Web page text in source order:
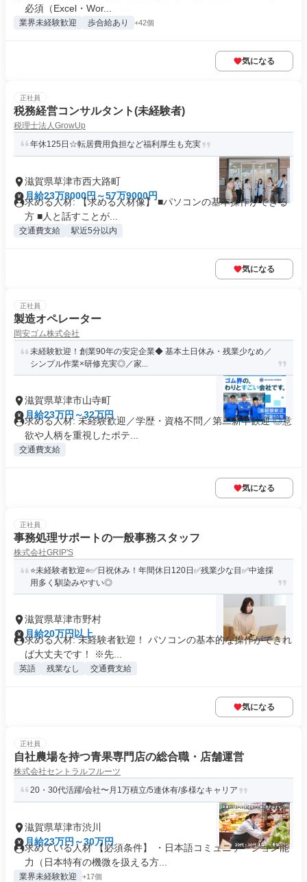
必須（Excel・Wor...
業界未経験歓迎 歩合給あり +42個
気になる
正社員
税務経営コンサルタント(未経験者)
税理士法人GrowUp
年休125日☆転居費用負担など福利厚生も充実
滋賀県草津市西大路町
月給23万8000円～57万9000円
求める人材: 【求める人材像】 ■パソコンの基本操作ができる
方 ■人と話すことが...
交通費支給 駅近5分以内
気になる
正社員
製造オペレーター
岡安ゴム株式会社
未経験歓迎！創業90年の安定企業◆ 基本土日休み・残業少なめ／
シンプル作業×研修充実◎／家...
滋賀県草津市山寺町
月給23万円～32万円
求める人材: 未経験歓迎／学歴・資格不問／第二新卒歓迎 ◎意
欲や人柄を重視したポテ...
交通費支給
気になる
正社員
事務処理サポートの一般事務スタッフ
株式会社GRIP'S
⭐未経験者歓迎⭐✅日祝休み！年間休日120日✅残業少な目✅中途採
用多く馴染みやすい◎
滋賀県草津市野村
月給20万円以上
求める人材: ​未経験者歓迎！ パソコンの基本的な操作ができれ
ば大丈夫です！ ※先...
英語 残業なし 交通費支給
気になる
正社員
自社農場を持つ青果専門店の総合職・店舗運営
株式会社セントラルフルーツ
20・30代活躍/会社〜月1万積立/5連休有/多様なキャリア
滋賀県草津市渋川
月給23万円～30万円
求めている人材 【必須条件】 ・日本語コミュニケーション能
力（日本特有の機微を扱える方...
業界未経験歓迎 +17個